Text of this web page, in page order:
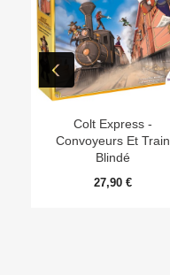
Colt Express -
Convoyeurs Et Train
Blindé
27,90 €